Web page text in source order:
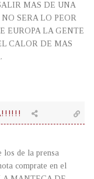
MAS DE UNA
SERA LO PEOR
EUROPA LA GENTE
CALOR DE MAS
los de la prensa
comprate en el